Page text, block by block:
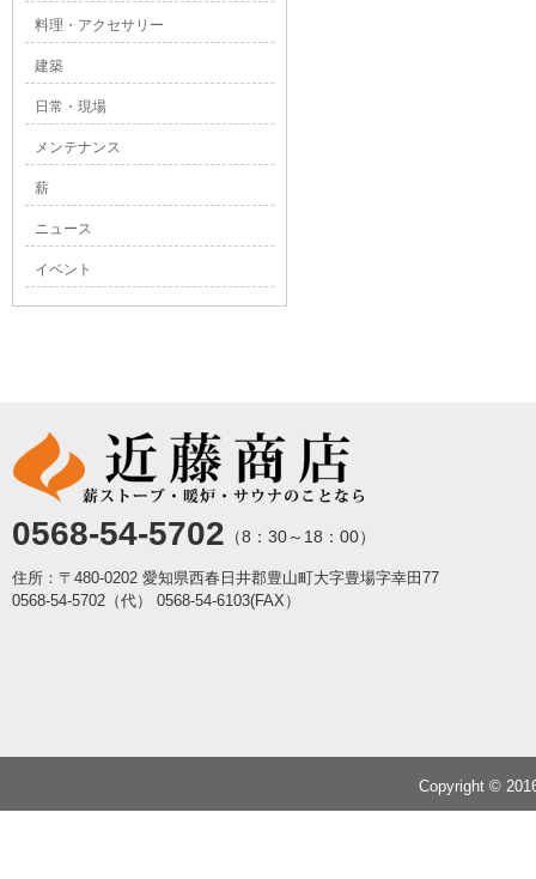
料理・アクセサリー
建築
日常・現場
メンテナンス
薪
ニュース
イベント
0568-54-5702 （8：30～18：00）
住所：〒480-0202 愛知県西春日井郡豊山町大字豊場字幸田77
0568-54-5702（代）
0568-54-6103(FAX）
Copyright ©